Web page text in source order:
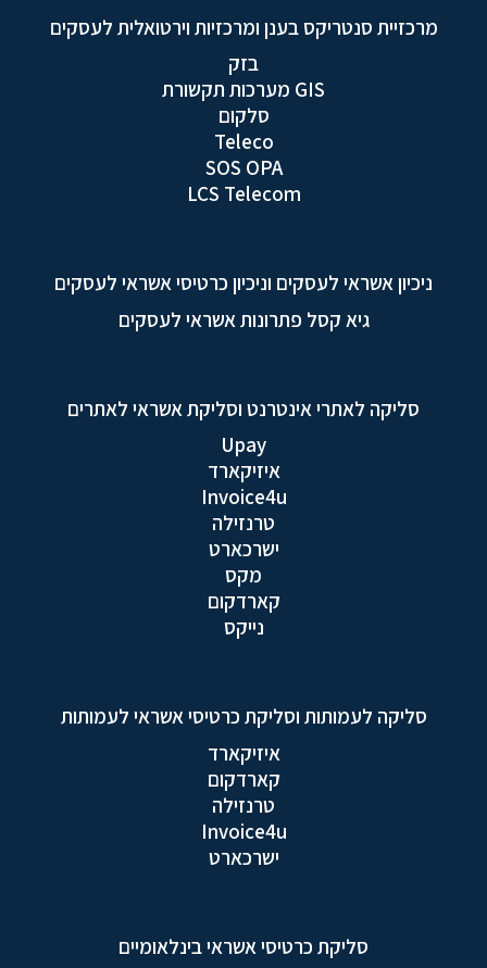
מרכזיית סנטריקס בענן ומרכזיות וירטואלית לעסקים
בזק
GIS מערכות תקשורת
סלקום
Teleco
SOS OPA
LCS Telecom
ניכיון אשראי לעסקים וניכיון כרטיסי אשראי לעסקים
גיא קסל פתרונות אשראי לעסקים
סליקה לאתרי אינטרנט וסליקת אשראי לאתרים
Upay
איזיקארד
Invoice4u
טרנזילה
ישרכארט
מקס
קארדקום
נייקס
סליקה לעמותות וסליקת כרטיסי אשראי לעמותות
איזיקארד
קארדקום
טרנזילה
Invoice4u
ישרכארט
סליקת כרטיסי אשראי בינלאומיים